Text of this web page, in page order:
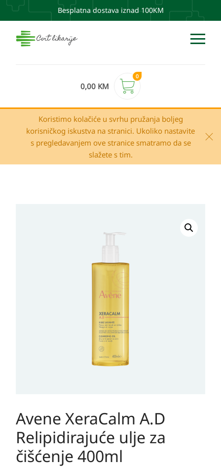
Besplatna dostava iznad 100KM
0,00 KM
0
Koristimo kolačiće u svrhu pružanja boljeg
korisničkog iskustva na stranici. Ukoliko nastavite
s pregledavanjem ove stranice smatramo da se
slažete s tim.
Avene XeraCalm A.D
Relipidirajuće ulje za
čišćenje 400ml